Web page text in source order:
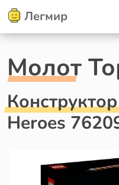
Легмир
Молот
Heroes